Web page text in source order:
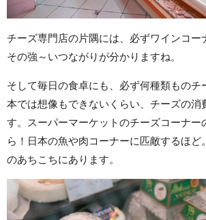
チーズ専門店の片隅には、必ずワインコー
その強～いつながりが分かりますね。
そして毎日の食卓にも、必ず何種類ものチ
本では想像もできないくらい、チーズの消
す。スーパーマーケットのチーズコーナー
ら！日本の魚や肉コーナーに匹敵するほど
のあちこちにあります。